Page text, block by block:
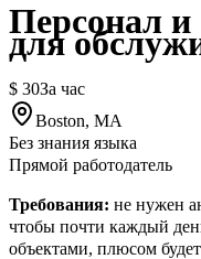
Персонал и
для
$ 30За час
Boston, MA
Без знания языка
Прямой работодатель
Требования: не нужен
чтобы почти каждый
объектами, плюсом